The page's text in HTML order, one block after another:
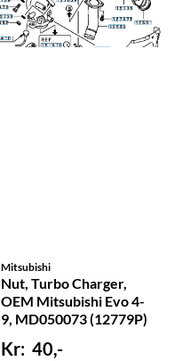
Mitsubishi
Nut, Turbo Charger,
OEM Mitsubishi Evo 4-
9, MD050073 (12779P)
40,-